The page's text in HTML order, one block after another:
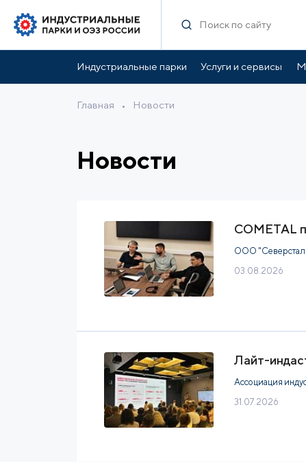
Индустриальные парки Услуги и сервисы
Главная • Новости
Новости
COMETAL
ООО
03.08.2026
Лайт-
Ассоциация
31.07.2026